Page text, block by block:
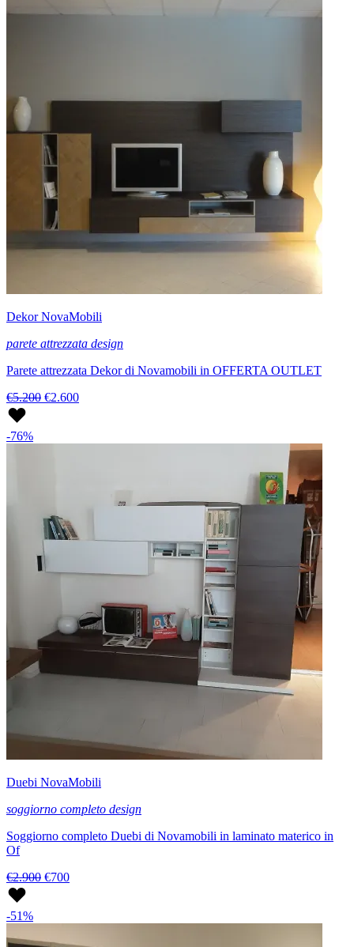
Dekor NovaMobili
parete attrezzata design
Parete attrezzata Dekor di Novamobili in OFFERTA OUTLET
€5.200 €2.600
-76%
Duebi NovaMobili
soggiorno completo design
Soggiorno completo Duebi di Novamobili in laminato materico in
Of
€2.900 €700
-51%